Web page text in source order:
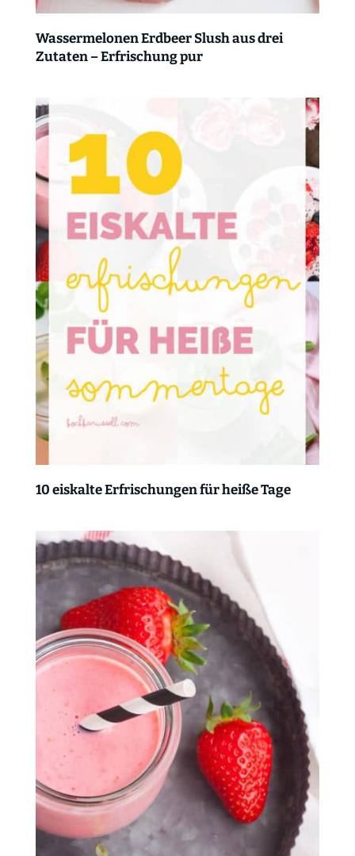
Wassermelonen Erdbeer Slush aus drei
Zutaten – Erfrischung pur
10 eiskalte Erfrischungen für heiße Tage